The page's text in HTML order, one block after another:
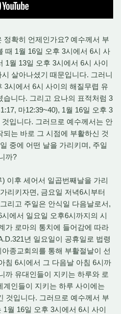
정확히 언제인가요? 예수께서 부
때 1월 16일 오후 3시에서 6시 사
1월 13일 오후 3시에서 6시 사이
살아나셨기 때문입니다. 그러니
3시에서 6시 사이의 해질무렵 유
습니다. 그리고 요나의 표적처럼 3
마12:39~40), 1월 16일 오후 3
입니다. 그러므로 예수께서는 안
는 바로 그 시점에 부활하신 것
중에 어떤 날을 가리키며, 주일
까?
이후 세어서 일곱번째날을 가리
리키자면, 금요일 저녁6시부터
리고 주일은 안식일 다음날로서,
에서 일요일 오후6시까지의 시
가 로마의 통치에 들어감에 따라
년 일요일이 공휴일로 법령
종교회의를 통해 부활절날이 선
침 6시에서 그 다음날 아침 6시까
까 유대인들이 지키는 하루와 로
인들이 지키는 하루 사이에는
것입니다. 그러므로 예수께서 부
월 16일 오후 3시에서 6시 사이